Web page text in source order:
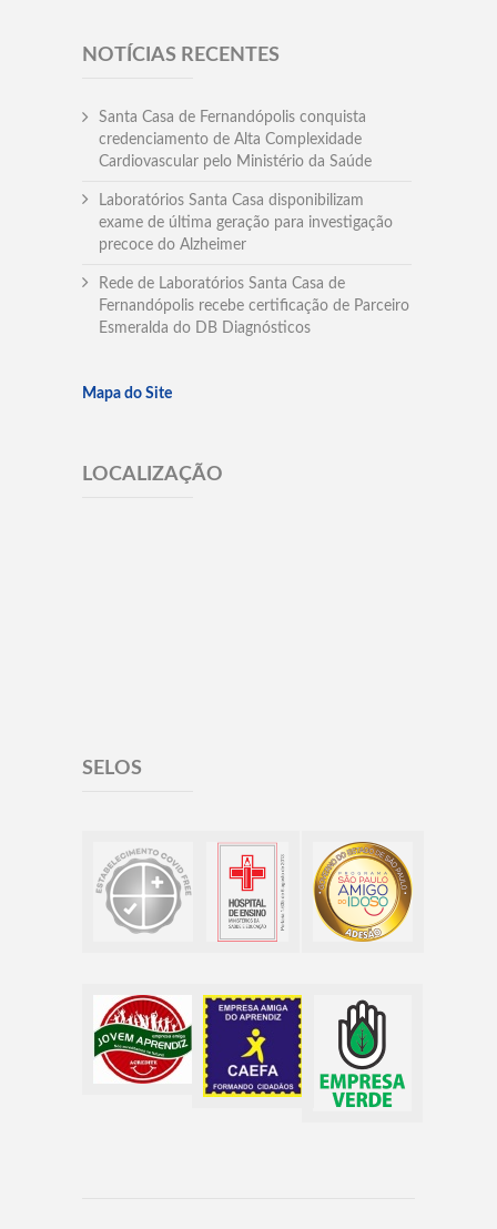
NOTÍCIAS RECENTES
Santa Casa de Fernandópolis conquista
credenciamento de Alta Complexidade
Cardiovascular pelo Ministério da Saúde
Laboratórios Santa Casa disponibilizam
exame de última geração para investigação
precoce do Alzheimer
Rede de Laboratórios Santa Casa de
Fernandópolis recebe certificação de Parceiro
Esmeralda do DB Diagnósticos
Mapa do Site
LOCALIZAÇÃO
SELOS